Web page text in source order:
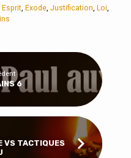
Esprit, Exode, Justification, Loi,
6
VS TACTIQUES